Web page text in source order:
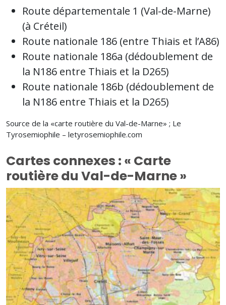
Route départementale 1 (Val-de-Marne)
(à Créteil)
Route nationale 186 (entre Thiais et l’A86)
Route nationale 186a (dédoublement de
la N186 entre Thiais et la D265)
Route nationale 186b (dédoublement de
la N186 entre Thiais et la D265)
Source de la «carte routière du Val-de-Marne» ; Le
Tyrosemiophile – letyrosemiophile.com
Cartes connexes : « Carte
routière du Val-de-Marne »